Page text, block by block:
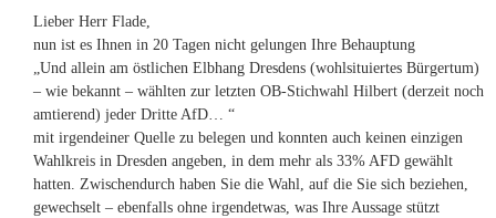
Lieber Herr Flade,
nun ist es Ihnen in 20 Tagen nicht gelungen Ihre Behauptung
„Und allein am östlichen Elbhang Dresdens (wohlsituiertes Bürgertum)
– wie bekannt – wählten zur letzten OB-Stichwahl Hilbert (derzeit noch
amtierend) jeder Dritte AfD… “
mit irgendeiner Quelle zu belegen und konnten auch keinen einzigen
Wahlkreis in Dresden angeben, in dem mehr als 33% AFD gewählt
hatten. Zwischendurch haben Sie die Wahl, auf die Sie sich beziehen,
gewechselt – ebenfalls ohne irgendetwas, was Ihre Aussage stützt